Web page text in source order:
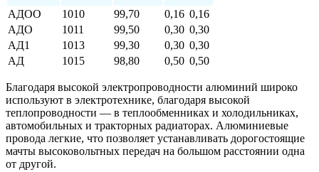
АДОО
1010 99,70 0,16 0,16
АДО
1011 99,50 0,30 0,30
АД1
1013 99,30 0,30 0,30
АД
1015 98,80 0,50 0,50
Благодаря высокой электропроводности алюминий широко
используют в электротехнике, благодаря высокой
теплопроводности — в теплообменниках и холодильниках,
автомобильных и тракторных радиаторах. Алюминиевые
провода легкие, что позволяет устанавливать дорогостоящие
мачты высоковольтных передач на большом расстоянии одна
от другой.